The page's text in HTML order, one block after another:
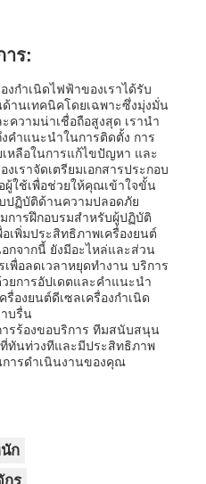
ร:
กำเนิดไฟฟ้าของเราได้รับ
นเทคนิคโดยเฉพาะซึ่งมุ่งมั่น
วามน่าเชื่อถือสูงสุด เรานำ
คำแนะนำในการติดตั้ง การ
หลือในการแก้ไขปัญหา และ
เราจัดเตรียมเอกสารประกอบ
ใช้เพื่อช่วยให้คุณเข้าใจขั้น
ปฏิบัติด้านความปลอดภัย
การฝึกอบรมสำหรับผู้ปฏิบัติ
เพิ่มประสิทธิภาพเครื่องยนต์
กจากนี้ ยังมีอะไหล่และส่วน
พื่อลดเวลาหยุดทำงาน บริการ
ยการอัปเดตและคำแนะนำ
รื่องยนต์ดีเซลเครื่องกำเนิด
บรื่น
รร้องขอบริการ ทีมสนับสนุน
ทันท่วงทีและมีประสิทธิภาพ
การดำเนินงานของคุณ
ก